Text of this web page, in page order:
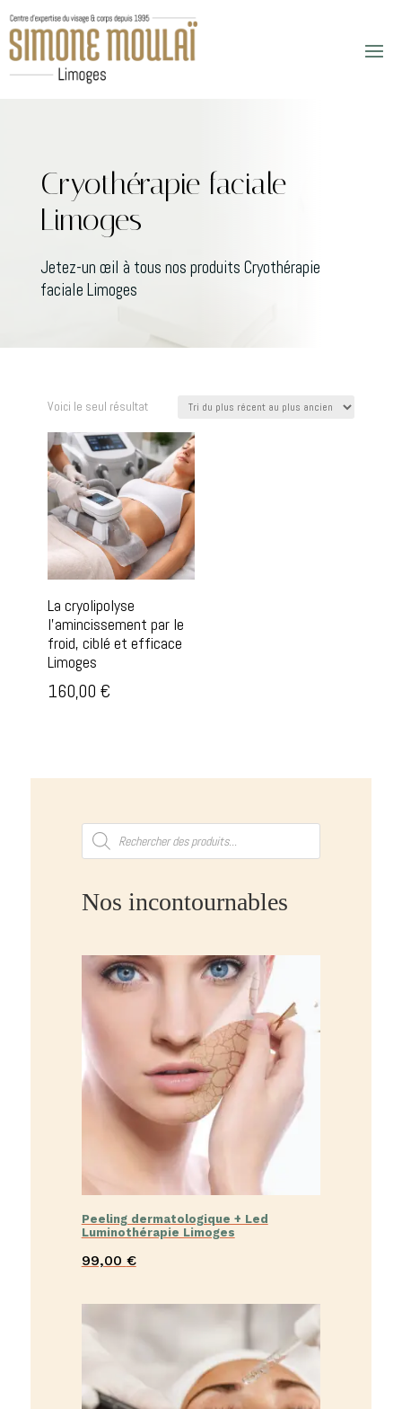
Cryothérapie faciale
Limoges
Jetez-un œil à tous nos produits Cryothérapie
faciale Limoges
Voici le seul résultat
La cryolipolyse
l’amincissement par le
froid, ciblé et efficace
Limoges
160,00 €
Recherche
produits
Nos incontournables
Peeling dermatologique + Led
Luminothérapie Limoges
99,00 €